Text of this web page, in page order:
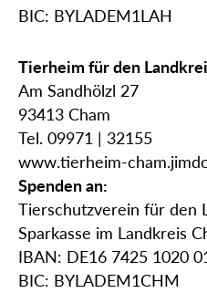
BIC: BYLADEM1LAH
Tierheim für den
Am Sandhölzl 27
93413 Cham
Tel. 09971 | 32155
www.tierheim-
Spenden an:
Tierschutzverein für den
Sparkasse im Landkreis
IBAN: DE16 7425 1020
BIC: BYLADEM1CHM